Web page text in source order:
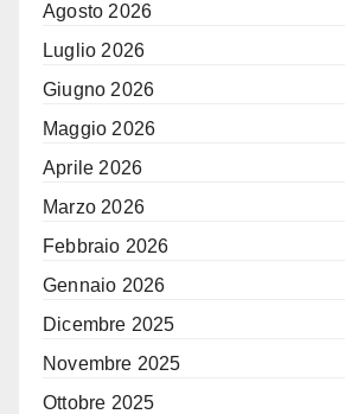
Agosto 2026
Luglio 2026
Giugno 2026
Maggio 2026
Aprile 2026
Marzo 2026
Febbraio 2026
Gennaio 2026
Dicembre 2025
Novembre 2025
Ottobre 2025